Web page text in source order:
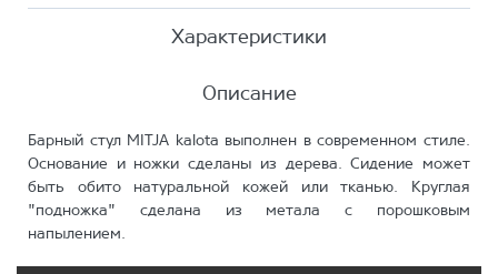
Характеристики
Описание
Барный стул MITJA kalota выполнен в современном стиле.
Основание и ножки сделаны из дерева. Сидение может
быть обито натуральной кожей или тканью. Круглая
"подножка" сделана из метала с порошковым
напылением.